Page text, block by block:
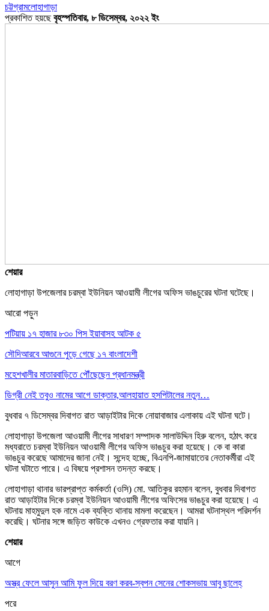
চট্টগ্রামলোহাগাড়া
প্রকাশিত হয়ছেবৃহস্পতিবার, ৮ ডিসেম্বর, ২০২২ ইং
শেয়ার
লোহাগাড়া উপজেলার চরম্বা ইউনিয়ন আওয়ামী লীগের অফিস ভাঙচুরের ঘটনা ঘটেছে।
আরো পড়ুন
পটিয়ায় ১৭ হাজার ৮৩০ পিস ইয়াবাসহ আটক ৫
সৌদিআরবে আগুনে পুড়ে গেছে ১৭ বাংলাদেশী
মহেশখালীর মাতারবাড়িতে পৌঁছেছেন প্রধানমন্ত্রী
ডিগ্রী নেই তবুও নামের আগে ডাক্তার,আলহায়াত হসপিটালের নতুন…
বুধবার ৭ ডিসেম্বর দিবাগত রাত আড়াইটার দিকে নোয়াবাজার এলাকায় এই ঘটনা ঘটে।
লোহাগাড়া উপজেলা আওয়ামী লীগের সাধারণ সম্পাদক সালাউদ্দিন হিরু বলেন, হঠাৎ করে
মধ্যরাতে চরম্বা ইউনিয়ন আওয়ামী লীগের অফিস ভাঙচুর করা হয়েছে। কে বা কারা
ভাঙচুর করেছে আমাদের জানা নেই। সন্দেহ হচ্ছে, বিএনপি-জামায়াতের নেতাকর্মীরা এই
ঘটনা ঘটাতে পারে। এ বিষয়ে প্রশাসন তদন্ত করছে।
লোহাগাড়া থানার ভারপ্রাপ্ত কর্মকর্তা (ওসি) মো. আতিকুর রহমান বলেন, বুধবার দিবাগত
রাত আড়াইটার দিকে চরম্বা ইউনিয়ন আওয়ামী লীগের অফিসের ভাঙচুর করা হয়েছে। এ
ঘটনায় মাহমুদুল হক নামে এক ব্যক্তি থানায় মামলা করেছেন। আমরা ঘটনাস্থল পরিদর্শন
করেছি। ঘটনার সঙ্গে জড়িত কাউকে এখনও গ্রেফতার করা যায়নি।
শেয়ার
আগে
অস্ত্র ফেলে আসুন আমি ফুল দিয়ে বরণ করব-স্বপন সেনের শোকসভায় আবু ছালেহ্
পরে